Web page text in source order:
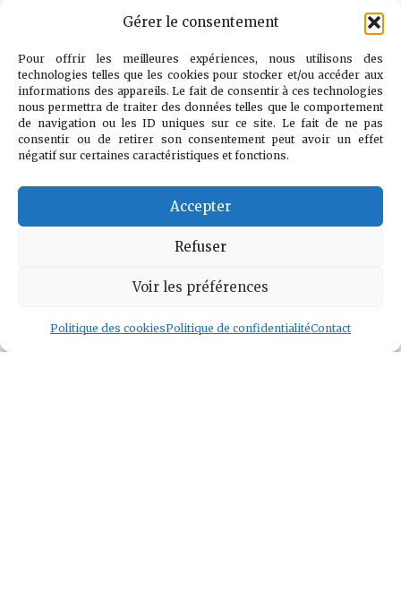
Gérer le consentement
Pour offrir les meilleures expériences, nous utilisons des
technologies telles que les cookies pour stocker et/ou accéder aux
informations des appareils. Le fait de consentir à ces technologies
nous permettra de traiter des données telles que le comportement
de navigation ou les ID uniques sur ce site. Le fait de ne pas
consentir ou de retirer son consentement peut avoir un effet
négatif sur certaines caractéristiques et fonctions.
Accepter
Refuser
Voir les préférences
Politique des cookiesPolitique de confidentialitéContact
"Il n’y a pas
d’ennemi. Le
véritable combat
est contre le
doute, la peur et